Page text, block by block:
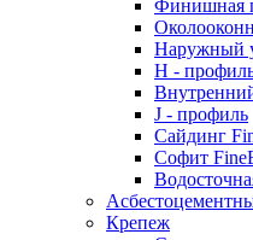
Финишная
Наружный
H -
J - профиль
Сайдинг
Софит
Крепеж